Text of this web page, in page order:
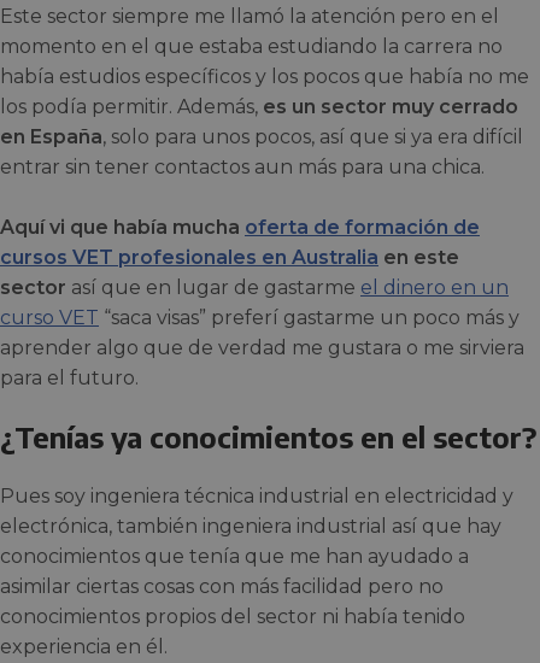
Este sector siempre me llamó la atención pero en el
momento en el que estaba estudiando la carrera no
había estudios específicos y los pocos que había no me
los podía permitir. Además, es un sector muy cerrado
en España, solo para unos pocos, así que si ya era difícil
entrar sin tener contactos aun más para una chica.
Aquí vi que había mucha oferta de formación de
cursos VET profesionales en Australia en este
sector así que en lugar de gastarme el dinero en un
curso VET “saca visas” preferí gastarme un poco más y
aprender algo que de verdad me gustara o me sirviera
para el futuro.
¿Tenías ya conocimientos en el sector?
Pues soy ingeniera técnica industrial en electricidad y
electrónica, también ingeniera industrial así que hay
conocimientos que tenía que me han ayudado a
asimilar ciertas cosas con más facilidad pero no
conocimientos propios del sector ni había tenido
experiencia en él.